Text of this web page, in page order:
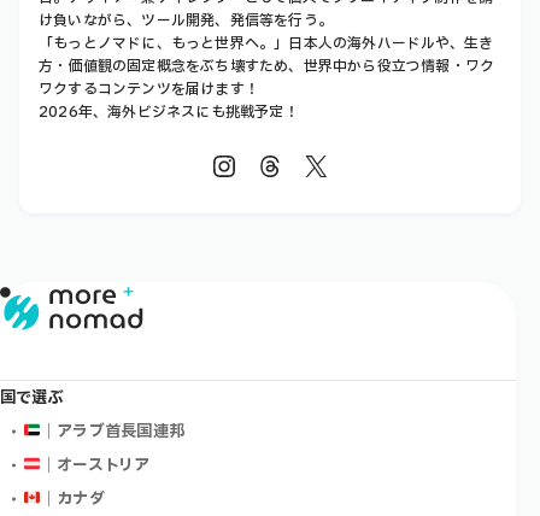
け負いながら、ツール開発、発信等を行う。
「もっとノマドに、もっと世界へ。」日本人の海外ハードルや、生き
方・価値観の固定概念をぶち壊すため、世界中から役立つ情報・ワク
ワクするコンテンツを届けます！
2026年、海外ビジネスにも挑戦予定！
国で選ぶ
｜アラブ首長国連邦
｜オーストリア
｜カナダ